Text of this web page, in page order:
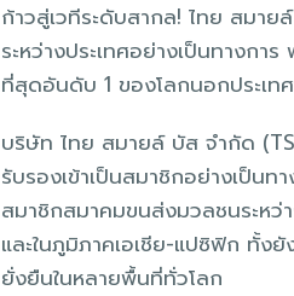
ก้าวสู่เวทีระดับสากล! ไทย สมา
ระหว่างประเทศอย่างเป็นทางก
ที่สุดอันดับ 1 ของโลกนอกประเ
บริษัท ไทย สมายล์ บัส จำกัด
รับรองเข้าเป็นสมาชิกอย่างเป็
สมาชิกสมาคมขนส่งมวลชนระหว่
และในภูมิภาคเอเชีย-แปซิฟิก ทั้
ยั่งยืนในหลายพื้นที่ทั่วโลก